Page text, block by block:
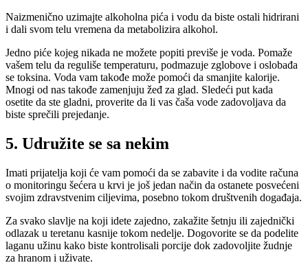
Naizmenično uzimajte alkoholna pića i vodu da biste ostali hidrirani
i dali svom telu vremena da metabolizira alkohol.
Jedno piće kojeg nikada ne možete popiti previše je voda. Pomaže
vašem telu da reguliše temperaturu, podmazuje zglobove i oslobađa
se toksina. Voda vam takođe može pomoći da smanjite kalorije.
Mnogi od nas takođe zamenjuju žeđ za glad. Sledeći put kada
osetite da ste gladni, proverite da li vas čaša vode zadovoljava da
biste sprečili prejedanje.
5. Udružite se sa nekim
Imati prijatelja koji će vam pomoći da se zabavite i da vodite računa
o monitoringu šećera u krvi je još jedan način da ostanete posvećeni
svojim zdravstvenim ciljevima, posebno tokom društvenih događaja.
Za svako slavlje na koji idete zajedno, zakažite šetnju ili zajednički
odlazak u teretanu kasnije tokom nedelje. Dogovorite se da podelite
laganu užinu kako biste kontrolisali porcije dok zadovoljite žudnje
za hranom i uživate.